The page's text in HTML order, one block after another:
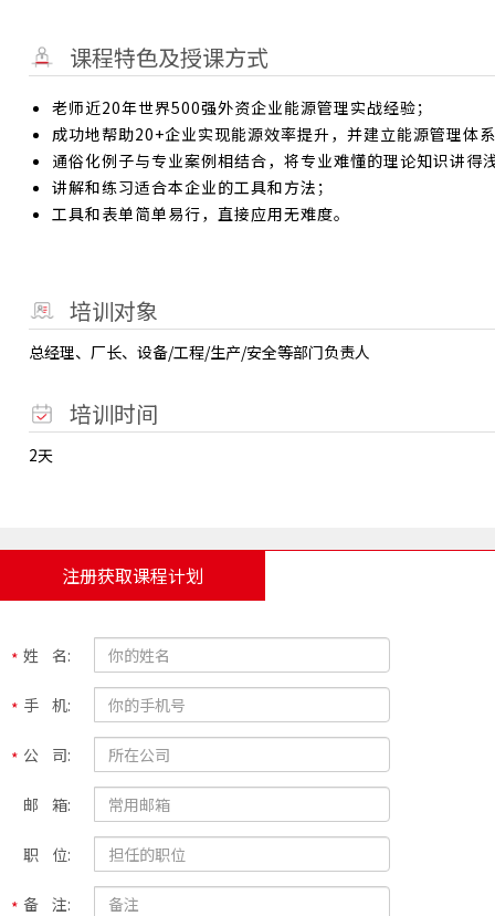
课程特色及授课方式
老师近20年世界500强外资企业能源管理实战经验；
成功地帮助20+企业实现能源效率提升，并建立能源管理体
通俗化例子与专业案例相结合，将专业难懂的理论知识讲得
讲解和练习适合本企业的工具和方法；
工具和表单简单易行，直接应用无难度。
培训对象
总经理、厂长、设备/工程/生产/安全等部门负责人
培训时间
2天
注册获取课程计划
姓 名:
手 机:
公 司:
邮 箱:
职 位:
备 注: